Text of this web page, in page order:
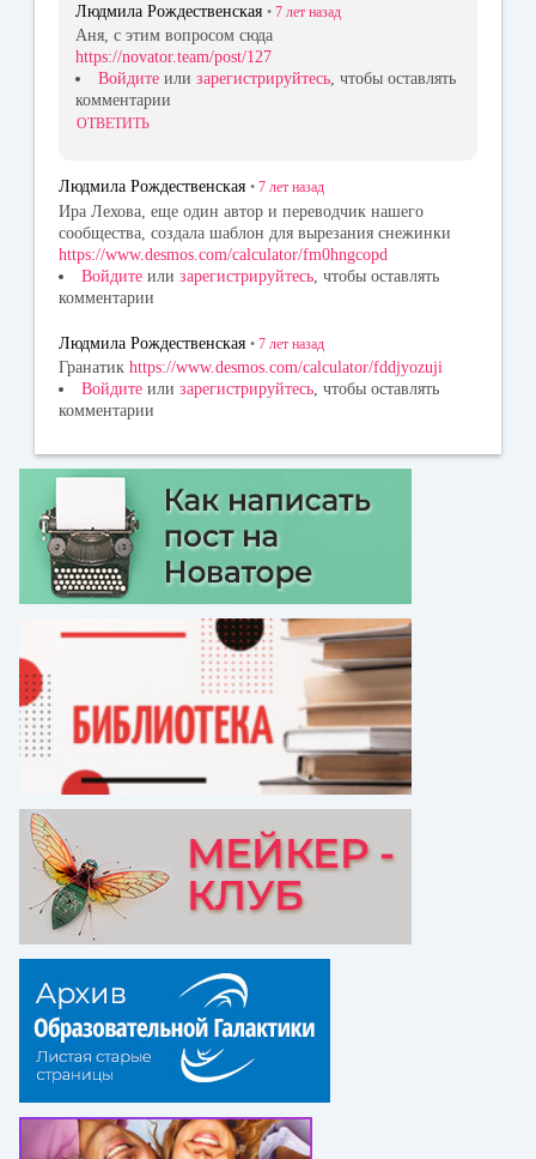
Людмила Рождественская • 7 лет назад
Аня, с этим вопросом сюда
https://novator.team/post/127
Войдите или зарегистрируйтесь, чтобы оставлять
комментарии
ОТВЕТИТЬ
Людмила Рождественская • 7 лет назад
Ира Лехова, еще один автор и переводчик нашего
сообщества, создала шаблон для вырезания снежинки
https://www.desmos.com/calculator/fm0hngcopd
Войдите или зарегистрируйтесь , чтобы оставлять
комментарии
Людмила Рождественская • 7 лет назад
Гранатик https://www.desmos.com/calculator/fddjyozuji
Войдите или зарегистрируйтесь, чтобы оставлять
комментарии